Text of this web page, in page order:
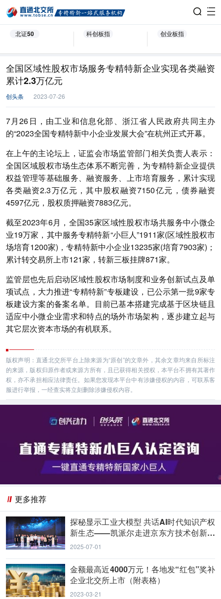
北证50 科创板指 创业板指
全国区域性股权市场服务专精特新企业实现各类融资
累计2.3万亿元
创头条 2023-07-26
7月26日，由工业和信息化部、浙江省人民政府共同主办
的“2023全国专精特新中小企业发展大会”在杭州正式开幕。
在上午的主论坛上，证监会市场监管部门相关负责人表示：
全国区域股权市场生态体系不断完善，为专精特新企业提供
权益管理等基础服务、融资服务、上市培育服务，累计实现
各类融资2.3万亿元，其中股权融资7150亿元，债券融资
4597亿元，股权质押融资7883亿元。
截至2023年6月，全国35家区域性股权市场共服务中小微企
业19万家，其中服务专精特新“小巨人”1911家(区域性股权市
场培育1200家)，专精特新中小企业13235家(培育7903家)；
累计转交易所上市121家，转新三板挂牌871家。
监管层也先后启动区域性股权市场制度和业务创新试点及单
项试点，大力推进“专精特新”专板建设，已公示第一批9家专
板建设方案的备案名单。目前已基本搭建完成基于区块链且
适应中小微企业需求和特点的场外市场架构，逐步建立起与
其它层次资本市场的有机联系。
版权声明：直通北交所平台上除来源为“原创”的文章外，其余文章均来自所标注
的来源，版权归原作者或来源方所有，且已获得相关授权，本平台不拥有其著作
权，亦不承担相应法律责任。如果您发现本平台中有涉嫌侵权的内容，可联系客
服进行举报，一经查实将立刻删除涉嫌侵权内容。
更多推荐
探秘显示工业大模型 共话AI时代知识产权
新生态——凯派尔走进京东方技术创新中
心
2025-07-01
金额最高近4000万元！各地发“红包”奖补
企业北交所上市（附表格）
2023-03-21